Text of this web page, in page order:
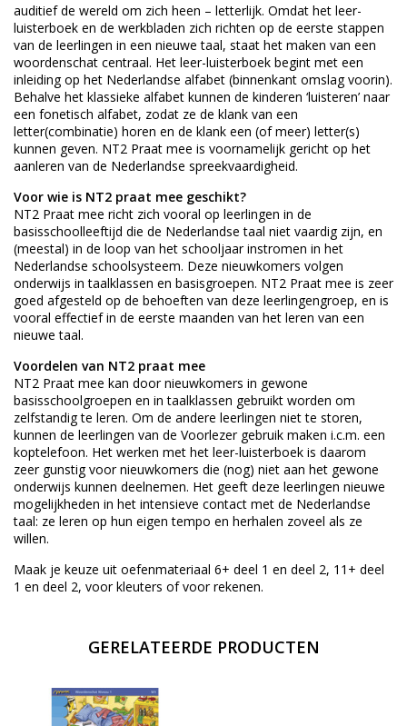
auditief de wereld om zich heen – letterlijk. Omdat het leer-
luisterboek en de werkbladen zich richten op de eerste stappen
van de leerlingen in een nieuwe taal, staat het maken van een
woordenschat centraal. Het leer-luisterboek begint met een
inleiding op het Nederlandse alfabet (binnenkant omslag voorin).
Behalve het klassieke alfabet kunnen de kinderen ‘luisteren’ naar
een fonetisch alfabet, zodat ze de klank van een
letter(combinatie) horen en de klank een (of meer) letter(s)
kunnen geven. NT2 Praat mee is voornamelijk gericht op het
aanleren van de Nederlandse spreekvaardigheid.
Voor wie is NT2 praat mee geschikt?
NT2 Praat mee richt zich vooral op leerlingen in de
basisschoolleeftijd die de Nederlandse taal niet vaardig zijn, en
(meestal) in de loop van het schooljaar instromen in het
Nederlandse schoolsysteem. Deze nieuwkomers volgen
onderwijs in taalklassen en basisgroepen. NT2 Praat mee is zeer
goed afgesteld op de behoeften van deze leerlingengroep, en is
vooral effectief in de eerste maanden van het leren van een
nieuwe taal.
Voordelen van NT2 praat mee
NT2 Praat mee kan door nieuwkomers in gewone
basisschoolgroepen en in taalklassen gebruikt worden om
zelfstandig te leren. Om de andere leerlingen niet te storen,
kunnen de leerlingen van de Voorlezer gebruik maken i.c.m. een
koptelefoon. Het werken met het leer-luisterboek is daarom
zeer gunstig voor nieuwkomers die (nog) niet aan het gewone
onderwijs kunnen deelnemen. Het geeft deze leerlingen nieuwe
mogelijkheden in het intensieve contact met de Nederlandse
taal: ze leren op hun eigen tempo en herhalen zoveel als ze
willen.
Maak je keuze uit oefenmateriaal 6+ deel 1 en deel 2, 11+ deel
1 en deel 2, voor kleuters of voor rekenen.
GERELATEERDE PRODUCTEN